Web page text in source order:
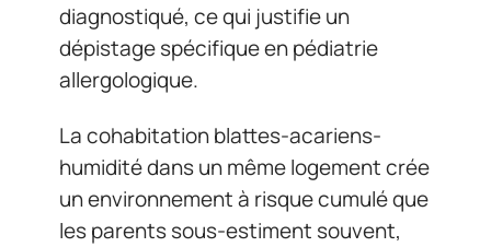
diagnostiqué, ce qui justifie un
dépistage spécifique en pédiatrie
allergologique.
La cohabitation blattes-acariens-
humidité dans un même logement crée
un environnement à risque cumulé que
les parents sous-estiment souvent,